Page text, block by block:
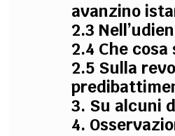
avanzino
2.3
2.4 Che
2.5 Sulla
3. Su alcuni
4.